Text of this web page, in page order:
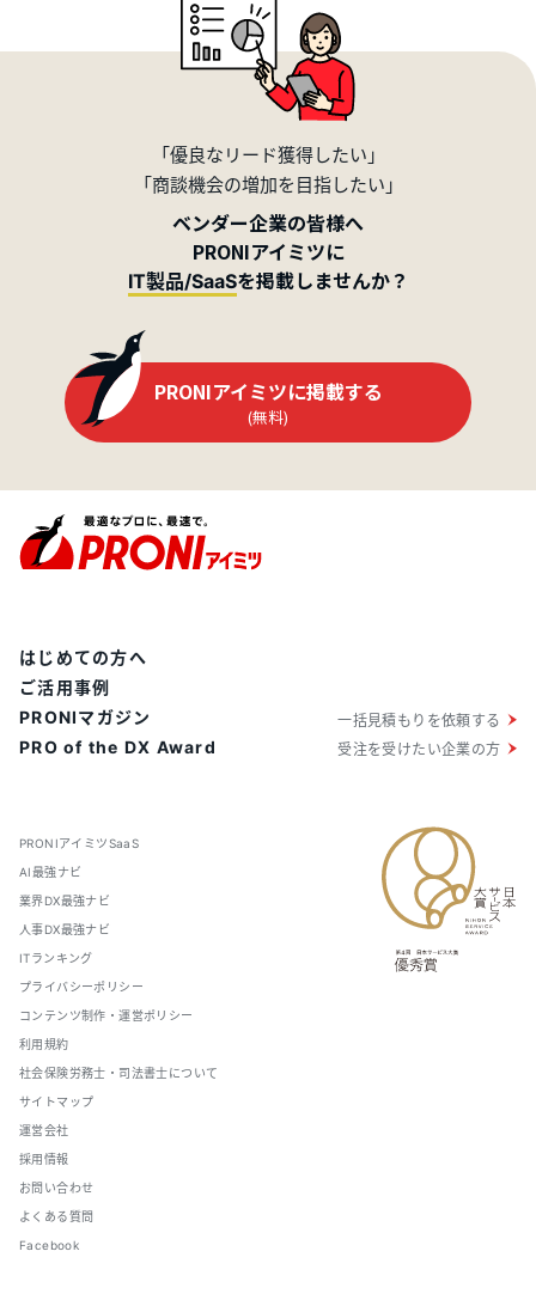
「優良なリード獲得したい」
「商談機会の増加を目指したい」
ベンダー企業の皆様へ
PRONIアイミツに
IT製品/SaaSを掲載しませんか？
PRONIアイミツに掲載する
(無料)
PRONIアイミツSaaS
AI最強ナビ
業界DX最強ナビ
人事DX最強ナビ
ITランキング
プライバシーポリシー
コンテンツ制作・運営ポリシー
利用規約
社会保険労務士・司法書士について
サイトマップ
運営会社
採用情報
お問い合わせ
よくある質問
Facebook
はじめての方へ
ご活用事例
PRONIマガジン
PRO of the DX Award
一括見積もりを依頼する
受注を受けたい企業の方